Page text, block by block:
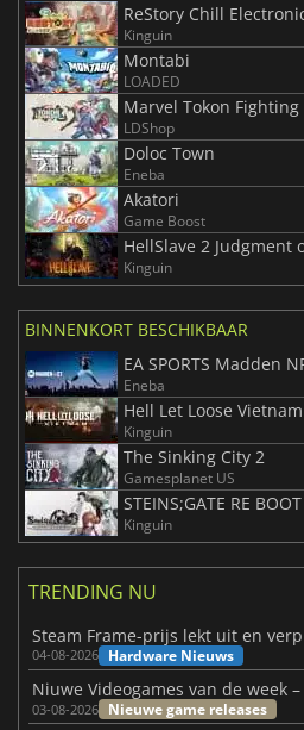
ReStory Chill
Kinguin
Montabi
LOADED
Marvel Tokon Fighting
LDShop
Doloc Town
Eneba
Akatori
Game Boost
HellSlave 2 Judgment
Kinguin
BINNENKORT BESCHIKBAAR
EA SPORTS Madden
Eneba
Hell Let Loose Vietnam
Kinguin
The Sinking City 2
Gamesplanet US
STEINS;GATE RE BOOT
Kinguin
TRENDING NU
04-08-2026 Hardware Nieuws
03-08-2026 Nieuwe game releases